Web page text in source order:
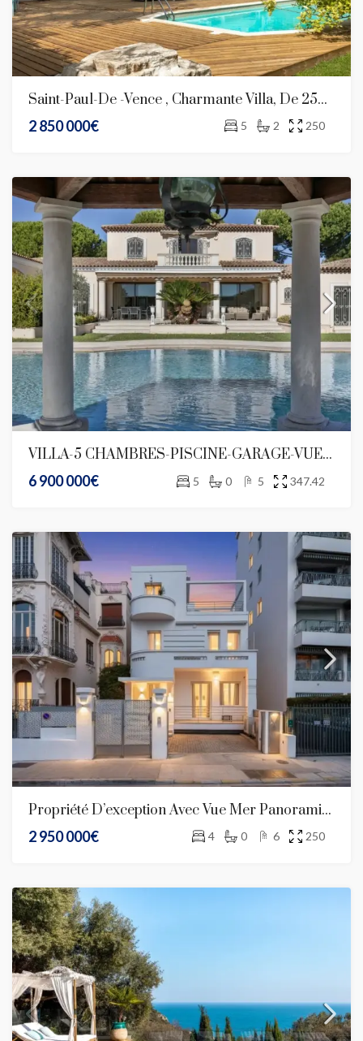
Saint-Paul-De -Vence , Charmante Villa, De 250 M2, Avec Spa, Piscine Et Terrain Paysager.
2 850 000€
5 2 250
VILLA-5 CHAMBRES-PISCINE-GARAGE-VUE MER-DOMAINE PRIVE
6 900 000€
5 0 5 347.42
Propriété D’exception Avec Vue Mer Panoramique – Promenade Des Anglais
2 950 000€
4 0 6 250